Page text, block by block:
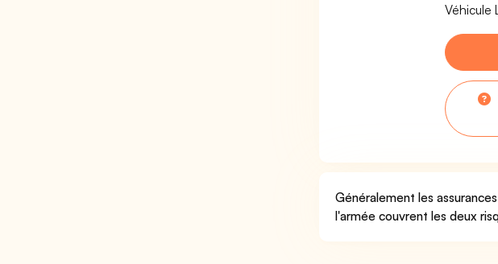
Véhicule
Généralement les
l'armée couvrent les deux